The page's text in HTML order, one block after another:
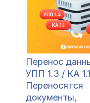
Перенос
УПП 1.3 / КА
Переносятся
документы,